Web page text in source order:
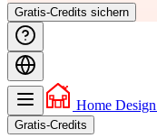
Gratis-Credits sichern
Home
Gratis-Credits